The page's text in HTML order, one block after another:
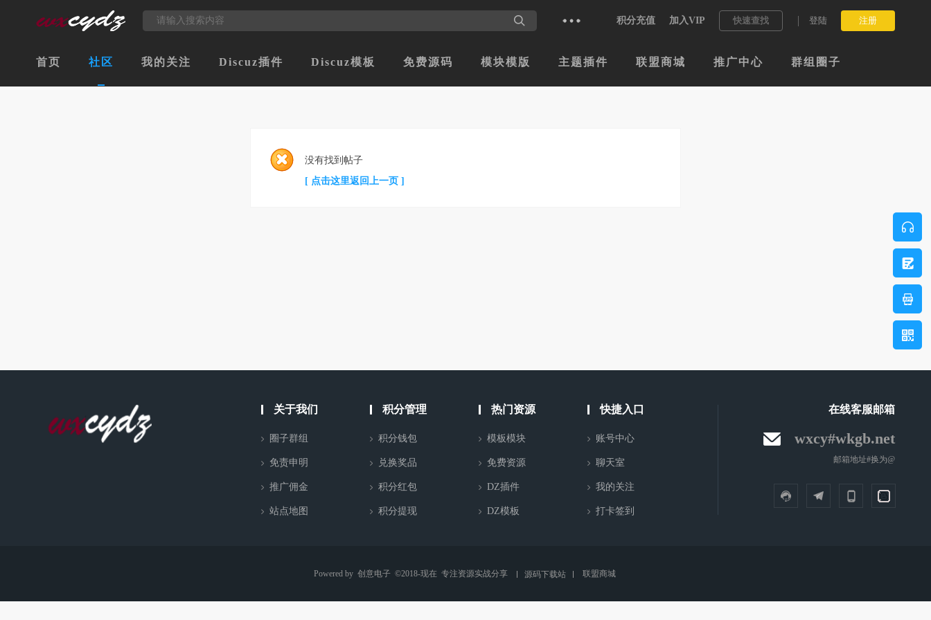
积分充值 加入VIP 快速查找 登陆 注册
首页 社区 我的关注 Discuz插件 Discuz模板 免费源码 模块模版 主题插件 联盟商城 推广中心 群组圈子
没有找到帖子
[ 点击这里返回上一页 ]
关于我们
圈子群组
免责申明
推广佣金
站点地图
积分管理
积分钱包
兑换奖品
积分红包
积分提现
热门资源
模板模块
免费资源
DZ插件
DZ模板
快捷入口
账号中心
聊天室
我的关注
打卡签到
在线客服邮箱
wxcy#wkgb.net
邮箱地址#换为@
Powered by 创意电子 ©2018-现在 专注资源实战分享 源码下载站 联盟商城